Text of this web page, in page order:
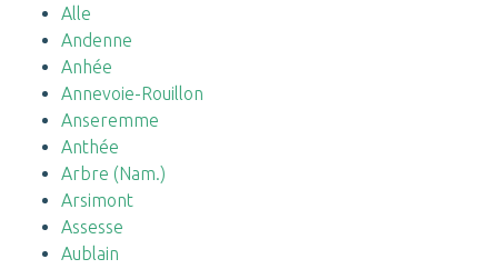
Alle
Andenne
Anhée
Annevoie-Rouillon
Anseremme
Anthée
Arbre (Nam.)
Arsimont
Assesse
Aublain